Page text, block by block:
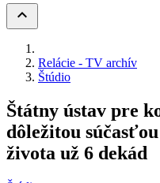
keyboard_arrow_up
Relácie - TV archív
Štúdio
Štátny ústav pre
dôležitou
života už 6 dekád